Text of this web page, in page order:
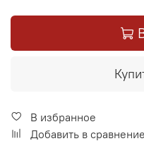
В избранное
Добавить в сравнение